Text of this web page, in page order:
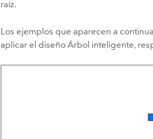
raíz.
Los ejemplos que aparecen a
aplicar el diseño Árbol inteligente,